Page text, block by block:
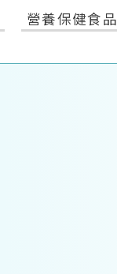
營養保健食品